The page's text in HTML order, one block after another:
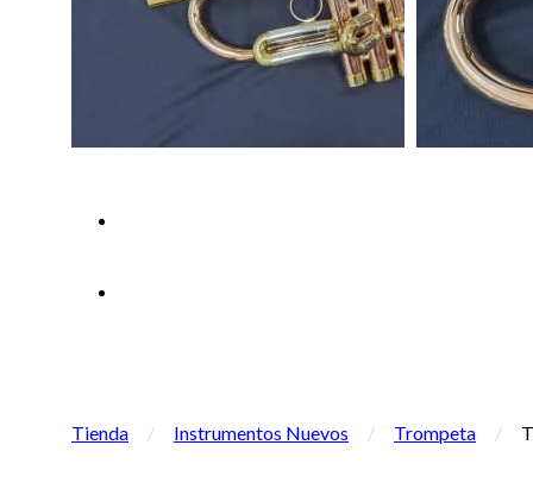
Tienda / Instrumentos Nuevos / Trompeta /